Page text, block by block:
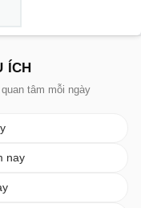
ÍCH
tâm mỗi ngày
nay